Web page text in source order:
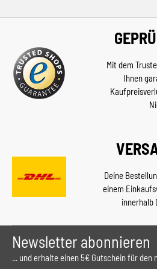
Mit dem
Ihnen
Deine
einem
innerhalb
Newsletter abonnieren
... und erhalte einen 5€ Gutschein für den